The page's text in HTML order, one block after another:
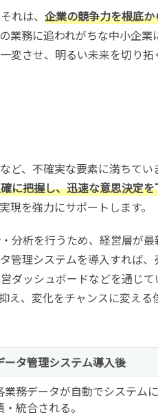
れは、 企業の競争力を根底か
業務に追われがちな中小企業
変させ、明るい未来を切り拓
ど、不確実な要素に満ちてい
に把握し、迅速な意思決定を
を強力にサポートします。
分析を行うため、経営層が最
理システムを導入すれば、
ダッシュボードなどを通じて
え、変化をチャンスに変える
ータ管理システム導入後
業務データが自動でシステム
・統合される。